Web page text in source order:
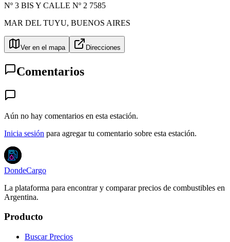
Nº 3 BIS Y CALLE Nº 2 7585
MAR DEL TUYU, BUENOS AIRES
Ver en el mapa Direcciones
Comentarios
Aún no hay comentarios en esta estación.
Inicia sesión para agregar tu comentario sobre esta estación.
DondeCargo
La plataforma para encontrar y comparar precios de combustibles en
Argentina.
Producto
Buscar Precios